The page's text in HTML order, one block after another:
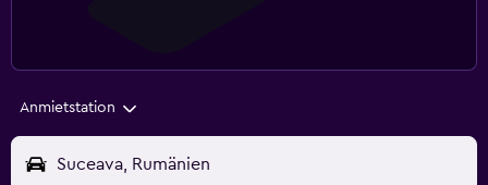
Anmietstation
Suceava, Rumänien